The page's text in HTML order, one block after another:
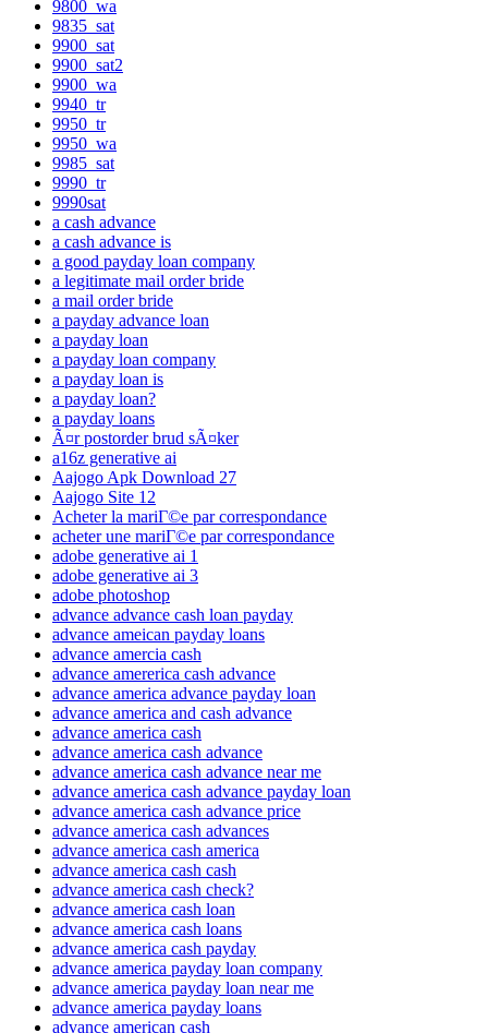
9800_wa
9835_sat
9900_sat
9900_sat2
9900_wa
9940_tr
9950_tr
9950_wa
9985_sat
9990_tr
9990sat
a cash advance
a cash advance is
a good payday loan company
a legitimate mail order bride
a mail order bride
a payday advance loan
a payday loan
a payday loan company
a payday loan is
a payday loan?
a payday loans
Ã¤r postorder brud sÃ¤ker
a16z generative ai
Aajogo Apk Download 27
Aajogo Site 12
Acheter la mariГ©e par correspondance
acheter une mariГ©e par correspondance
adobe generative ai 1
adobe generative ai 3
adobe photoshop
advance advance cash loan payday
advance ameican payday loans
advance amercia cash
advance amererica cash advance
advance america advance payday loan
advance america and cash advance
advance america cash
advance america cash advance
advance america cash advance near me
advance america cash advance payday loan
advance america cash advance price
advance america cash advances
advance america cash america
advance america cash cash
advance america cash check?
advance america cash loan
advance america cash loans
advance america cash payday
advance america payday loan company
advance america payday loan near me
advance america payday loans
advance american cash